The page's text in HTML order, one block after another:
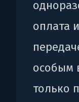
оплата
особым
только